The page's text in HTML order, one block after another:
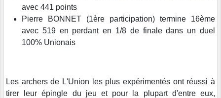
avec 441 points
Pierre BONNET (1ère participation) termine 16ème
avec 519 en perdant en 1/8 de finale dans un duel
100% Unionais
Les archers de L'Union les plus expérimentés ont réussi à
tirer leur épingle du jeu et pour la plupart d'entre eux,